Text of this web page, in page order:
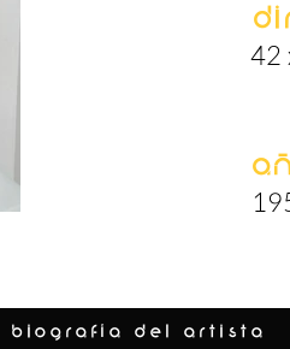
42
biografía del artista